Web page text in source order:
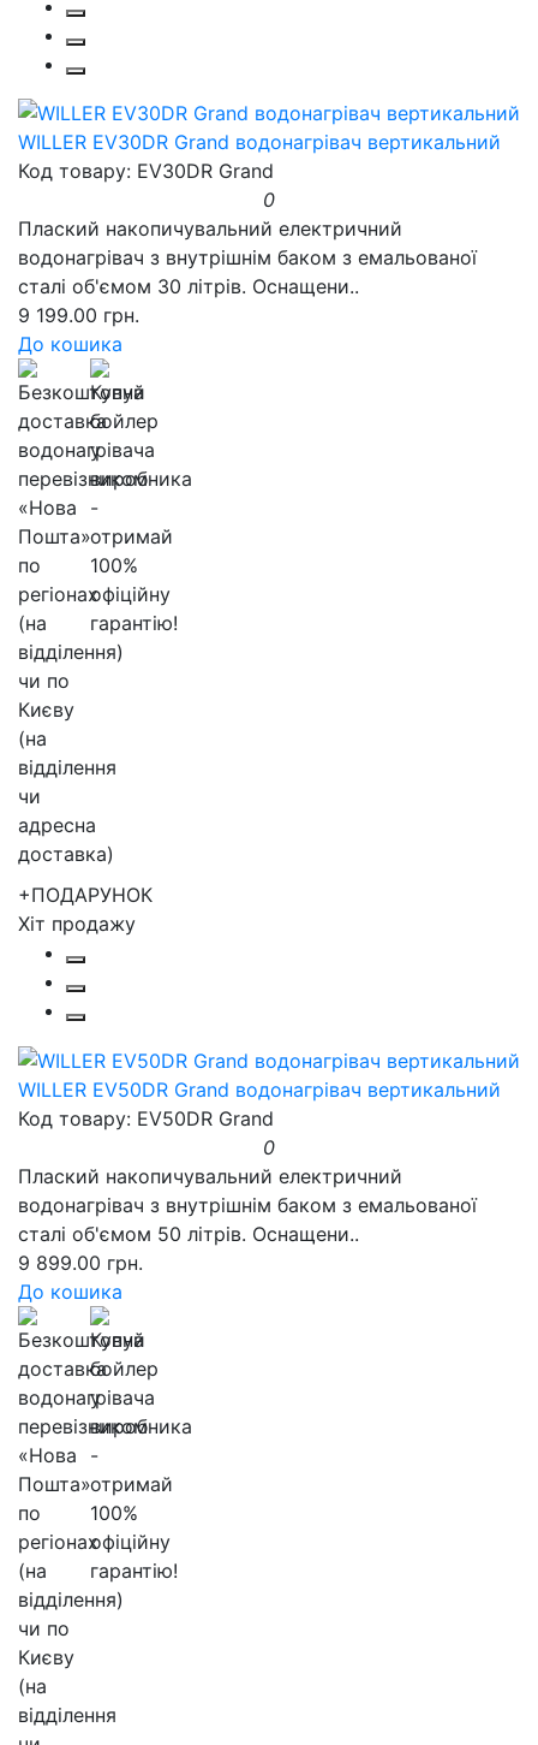
WILLER EV30DR Grand водонагрівач вертикальний
Код товару: EV30DR Grand
0
Плаский накопичувальний електричний
водонагрівач з внутрішнім баком з емальованої
сталі об'ємом 30 літрів. Оснащени..
9 199.00 грн.
До кошика
+ПОДАРУНОК
Хіт продажу
WILLER EV50DR Grand водонагрівач вертикальний
Код товару: EV50DR Grand
0
Плаский накопичувальний електричний
водонагрівач з внутрішнім баком з емальованої
сталі об'ємом 50 літрів. Оснащени..
9 899.00 грн.
До кошика